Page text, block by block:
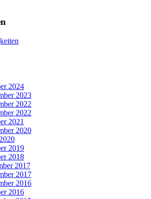
2024
2023
2022
2022
2021
2020
2019
2018
2017
2017
2016
2016